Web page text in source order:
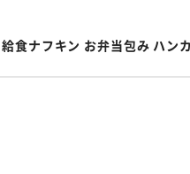
食ナフキン お弁当包み ハン